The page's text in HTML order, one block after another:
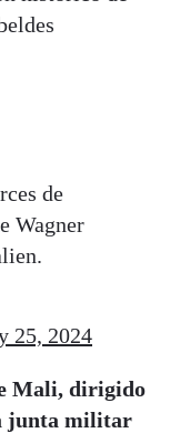
de
Wagner
25, 2024
Mali, dirigido
junta militar